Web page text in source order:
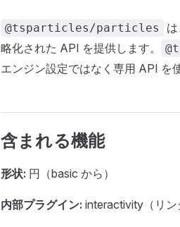
@tsparticles/particles
略化された API を提供します。
エンジン設定ではなく専用 API を
含まれる機能
形状: 円（basic から）
内部プラグイン: interactivity（リン